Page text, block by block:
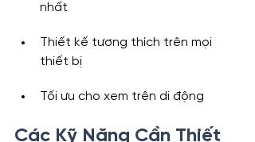
nhất
Thiết kế tương thích trên mọi
thiết bị
Tối ưu cho xem trên di động
Các Kỹ Năng Cần Thiết